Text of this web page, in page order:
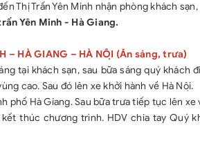
Thị Trấn Yên Minh nhận phòng khách
Yên Minh - Hà Giang.
– HÀ GIANG – HÀ NỘI (Ăn sáng, trưa)
tại khách sạn, sau bữa sáng quý khách
cao. Sau đó lên xe khởi hành về Hà Nội.
phố Hà Giang. Sau bữa trưa tiếp tục lên xe
kết thúc chương trình. HDV chia tay Quý